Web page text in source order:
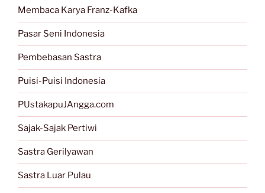
Membaca Karya Franz-Kafka
Pasar Seni Indonesia
Pembebasan Sastra
Puisi-Puisi Indonesia
PUstakapuJAngga.com
Sajak-Sajak Pertiwi
Sastra Gerilyawan
Sastra Luar Pulau